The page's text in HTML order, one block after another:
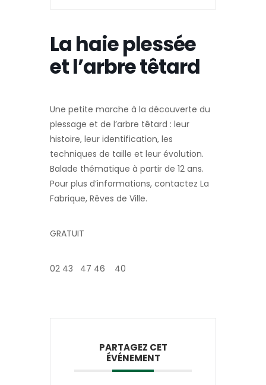
La haie plessée
et l’arbre têtard
Une petite marche à la découverte du
plessage et de l’arbre têtard : leur
histoire, leur identification, les
techniques de taille et leur évolution.
Balade thématique à partir de 12 ans.
Pour plus d’informations, contactez La
Fabrique, Rêves de Ville.
GRATUIT
02 43 47 46 40
PARTAGEZ CET
ÉVÉNEMENT